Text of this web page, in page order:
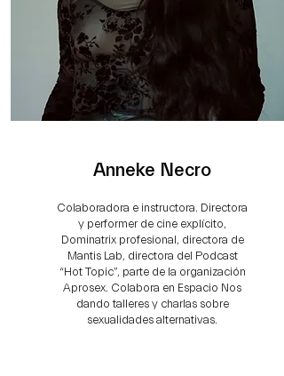
Anneke Necro
Colaboradora e instructora. Directora
y performer de cine explícito,
Dominatrix profesional, directora de
Mantis Lab, directora del Podcast
“Hot Topic”, parte de la organización
Aprosex. Colabora en Espacio Nos
dando talleres y charlas sobre
sexualidades alternativas.